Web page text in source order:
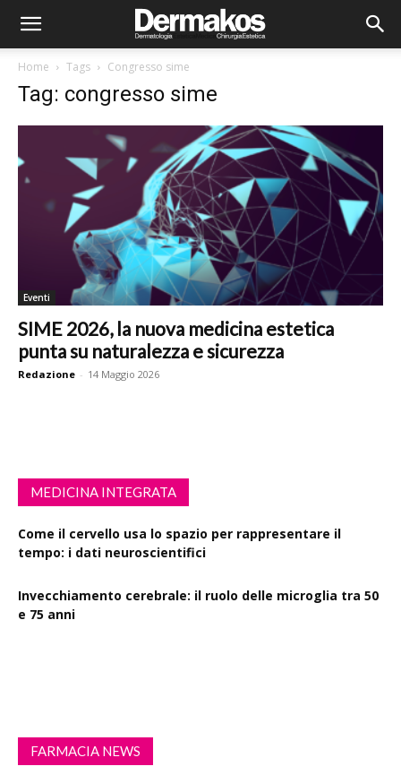
Home Tags Congresso sime
Tag: congresso sime
Eventi
SIME 2026, la nuova medicina estetica
punta su naturalezza e sicurezza
Redazione - 14 Maggio 2026
MEDICINA INTEGRATA
Come il cervello usa lo spazio per rappresentare il
tempo: i dati neuroscientifici
Invecchiamento cerebrale: il ruolo delle microglia tra 50
e 75 anni
FARMACIA NEWS